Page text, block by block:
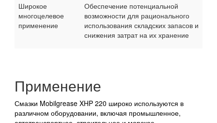
Широкое
многоцелевое
применение
Обеспечение потенциальной
возможности для рационального
использования складских запасов и
снижения затрат на их хранение
Применение
Смазки Mobilgrease XHP 220 широко используются в
различном оборудовании, включая промышленное,